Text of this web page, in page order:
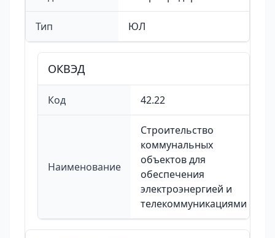
Тип ЮЛ
ОКВЭД
Код 42.22
Наименование
Строительство
коммунальных
объектов для
обеспечения
электроэнергией и
телекоммуникациями